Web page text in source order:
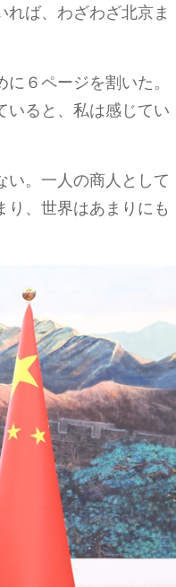
ば、わざわざ北京ま
６ページを割いた。
いると、私は感じてい
。一人の商人として
、世界はあまりにも